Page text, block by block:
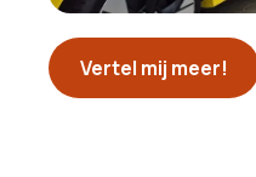
Vertel mij meer!